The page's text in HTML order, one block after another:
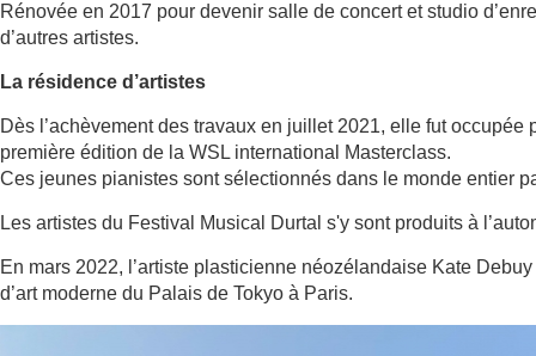
Rénovée en 2017 pour devenir salle de concert et studio
d’autres artistes.
La résidence d’artistes
Dès l’achèvement des travaux en juillet 2021, elle fut
première édition de la WSL international Masterclass.
Ces jeunes pianistes sont sélectionnés dans le monde entier
Les artistes du Festival Musical Durtal s'y sont produits à
En mars 2022, l’artiste plasticienne néozélandaise Kate
d’art moderne du Palais de Tokyo à Paris.